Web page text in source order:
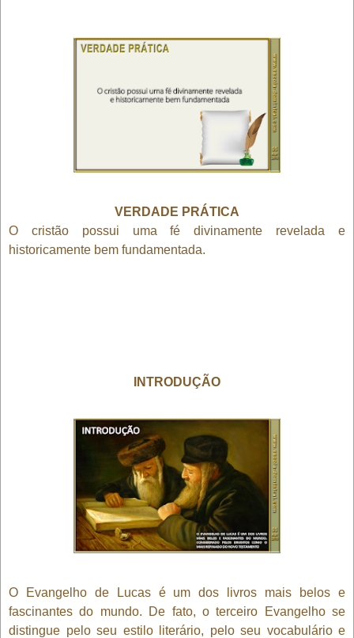
VERDADE PRÁTICA
O cristão possui uma fé divinamente revelada e
historicamente bem fundamentada.
INTRODUÇÃO
O Evangelho de Lucas é um dos livros mais belos e
fascinantes do mundo. De fato, o terceiro Evangelho se
distingue pelo seu estilo literário, pelo seu vocabulário e